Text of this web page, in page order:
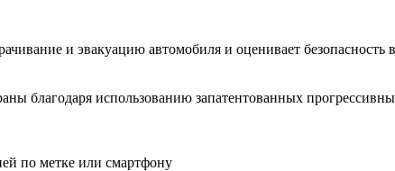
и эвакуацию автомобиля и оценивает безопасность
благодаря использованию запатентованных
по метке или смартфону